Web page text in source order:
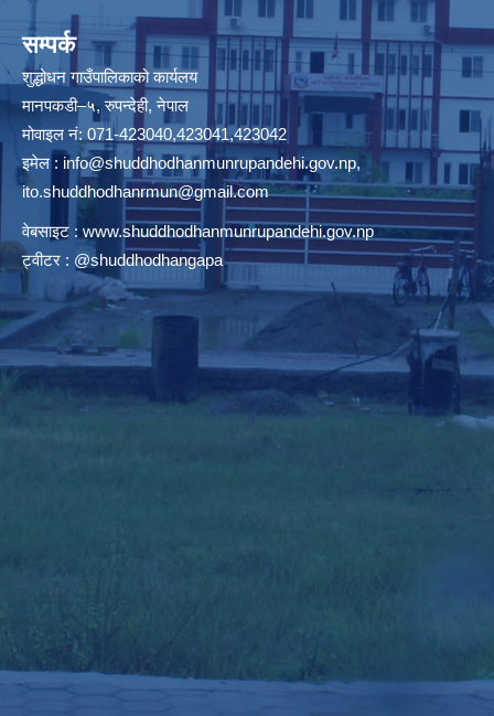
सम्पर्क
शुद्धोधन गाउँपालिकाको कार्यलय
मानपकडी–५, रुपन्देही, नेपाल
मोवाइल नं: 071-423040,423041,423042
इमेल : info@shuddhodhanmunrupandehi.gov.np,
ito.shuddhodhanrmun@gmail.com
वेबसाइट : www.shuddhodhanmunrupandehi.gov.np
ट्वीटर : @shuddhodhangapa